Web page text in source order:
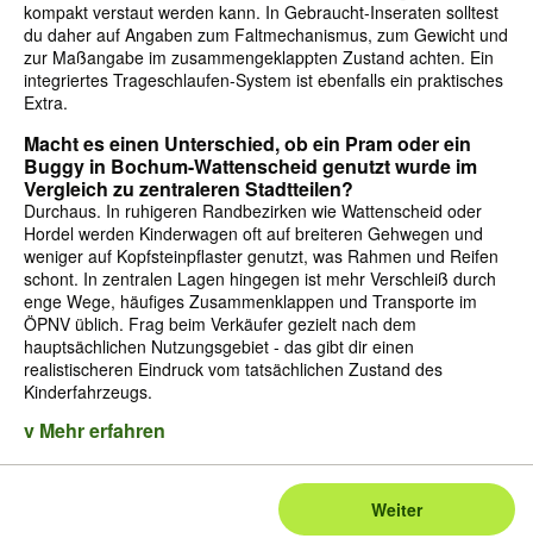
kompakt verstaut werden kann. In Gebraucht-Inseraten solltest
du daher auf Angaben zum Faltmechanismus, zum Gewicht und
zur Maßangabe im zusammengeklappten Zustand achten. Ein
integriertes Trageschlaufen-System ist ebenfalls ein praktisches
Extra.
Macht es einen Unterschied, ob ein Pram oder ein
Buggy in Bochum-Wattenscheid genutzt wurde im
Vergleich zu zentraleren Stadtteilen?
Durchaus. In ruhigeren Randbezirken wie Wattenscheid oder
Hordel werden Kinderwagen oft auf breiteren Gehwegen und
weniger auf Kopfsteinpflaster genutzt, was Rahmen und Reifen
schont. In zentralen Lagen hingegen ist mehr Verschleiß durch
enge Wege, häufiges Zusammenklappen und Transporte im
ÖPNV üblich. Frag beim Verkäufer gezielt nach dem
hauptsächlichen Nutzungsgebiet - das gibt dir einen
realistischeren Eindruck vom tatsächlichen Zustand des
Kinderfahrzeugs.
v Mehr erfahren
Weiter